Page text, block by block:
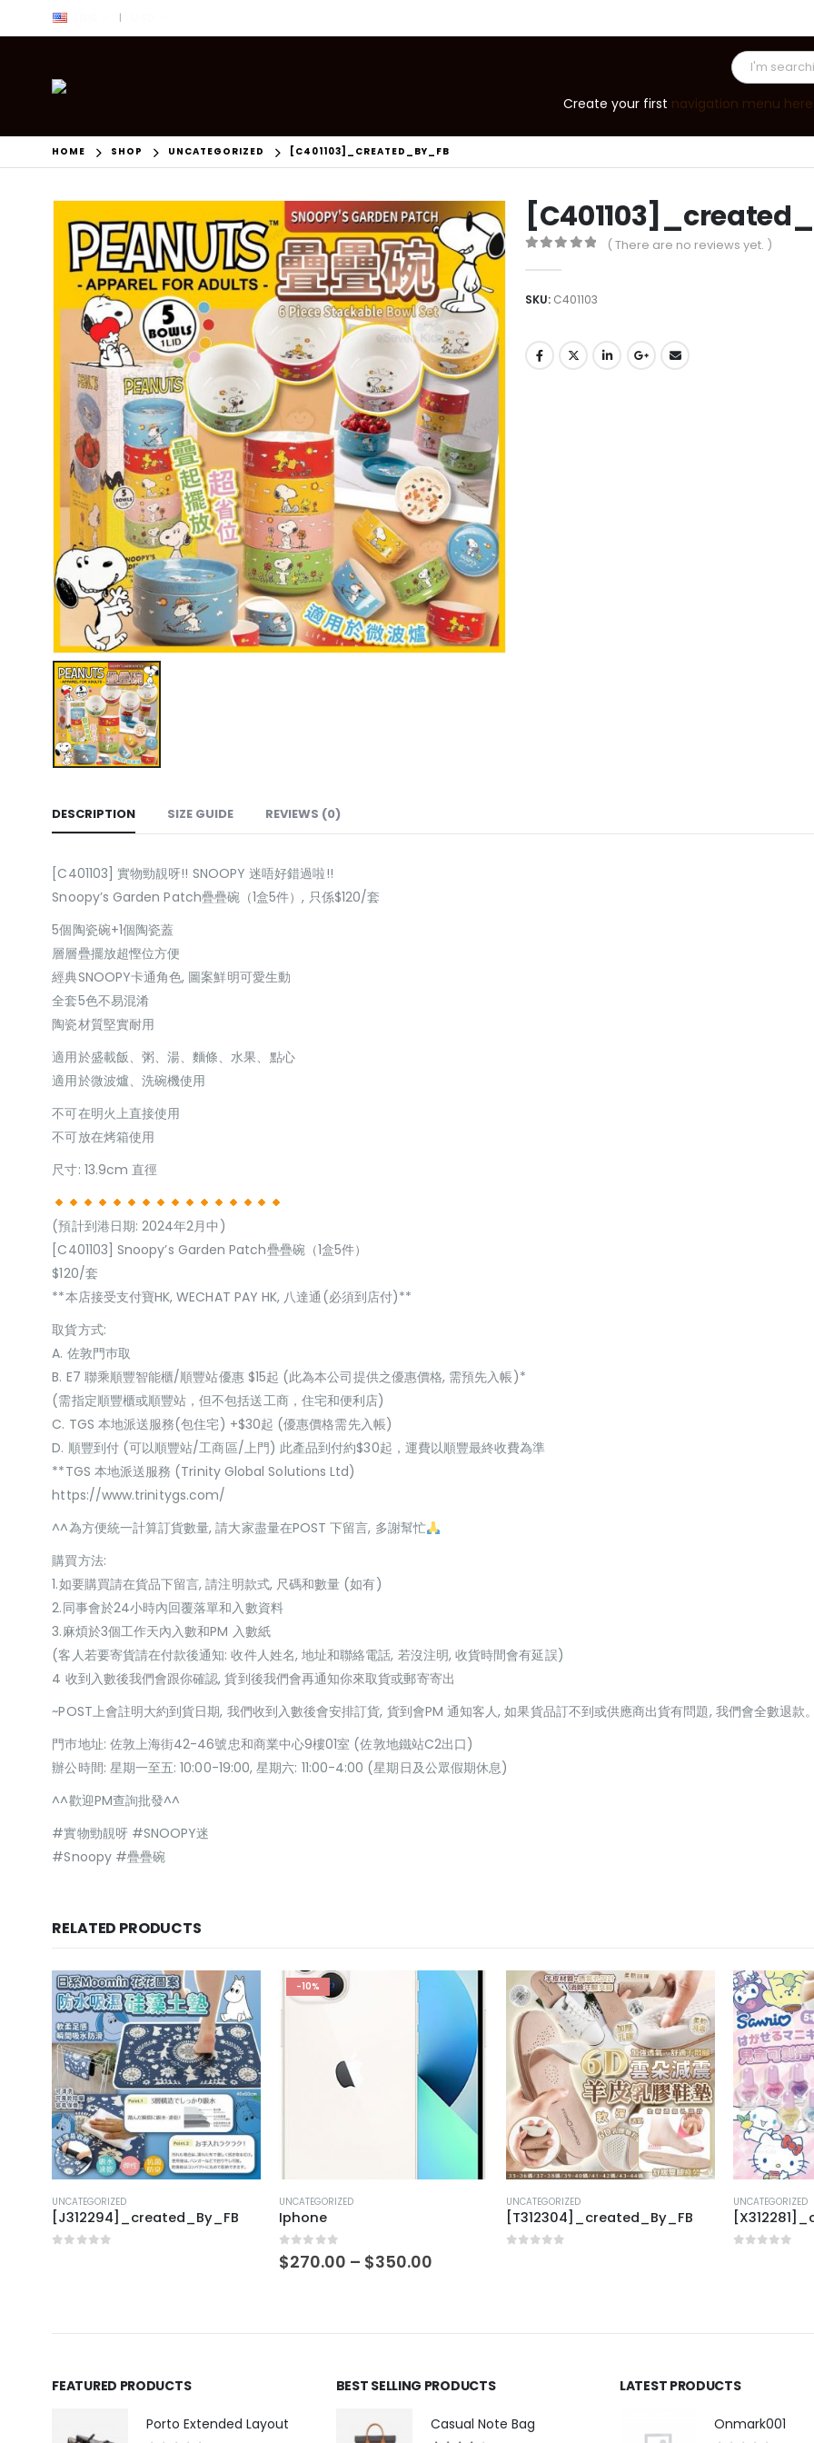
|
Create your first navigation menu here
HOME SHOP UNCATEGORIZED [C401103]_CREATED_BY_FB
( There are no reviews yet. )
SKU: C401103
DESCRIPTION SIZE GUIDE REVIEWS (0)
[C401103] 實物勁靚呀!! SNOOPY 迷唔好錯過啦!!
Snoopy’s Garden Patch疊疊碗（1盒5件）, 只係$120/套
5個陶瓷碗+1個陶瓷蓋
層層疊擺放超慳位方便
經典SNOOPY卡通角色, 圖案鮮明可愛生動
全套5色不易混淆
陶瓷材質堅實耐用
適用於盛載飯、粥、湯、麵條、水果、點心
適用於微波爐、洗碗機使用
不可在明火上直接使用
不可放在烤箱使用
尺寸: 13.9cm 直徑
(預計到港日期: 2024年2月中)
[C401103] Snoopy’s Garden Patch疊疊碗（1盒5件）
$120/套
**本店接受支付寶HK, WECHAT PAY HK, 八達通(必須到店付)**
取貨方式:
A. 佐敦門巿取
B. E7 聯乘順豐智能櫃/順豐站優惠 $15起 (此為本公司提供之優惠價格, 需預先入帳)*
(需指定順豐櫃或順豐站，但不包括送工商，住宅和便利店)
C. TGS 本地派送服務(包住宅) +$30起 (優惠價格需先入帳)
D. 順豐到付 (可以順豐站/工商區/上門) 此產品到付約$30起，運費以順豐最終收費為準
**TGS 本地派送服務 (Trinity Global Solutions Ltd)
https://www.trinitygs.com/
^^為方便統一計算訂貨數量, 請大家盡量在POST 下留言, 多謝幫忙
購買方法:
1.如要購買請在貨品下留言, 請注明款式, 尺碼和數量 (如有)
2.同事會於24小時內回覆落單和入數資料
3.麻煩於3個工作天內入數和PM 入數紙
(客人若要寄貨請在付款後通知: 收件人姓名, 地址和聯絡電話, 若沒注明, 收貨時間會有延誤)
4 收到入數後我們會跟你確認, 貨到後我們會再通知你來取貨或郵寄寄出
~POST上會註明大約到貨日期, 我們收到入數後會安排訂貨, 貨到會PM 通知客人, 如果貨品訂不到或供應商出貨有問題, 我們會全數退款
門巿地址: 佐敦上海街42-46號忠和商業中心9樓01室 (佐敦地鐵站C2出口)
辦公時間: 星期一至五: 10:00-19:00, 星期六: 11:00-4:00 (星期日及公眾假期休息)
^^歡迎PM查詢批發^^
#實物勁靚呀 #SNOOPY迷
#Snoopy #疊疊碗
RELATED PRODUCTS
-10%
UNCATEGORIZED
Iphone
UNCATEGORIZED
[T312304]_created_By_FB
0 out of 5
UNCATEGORIZED
[X312281]_created_By_FB
UNCATEGORIZED
FEATURED PRODUCTS
Porto Extended Layout
BEST SELLING PRODUCTS
Casual Note Bag
LATEST PRODUCTS
Onmark001